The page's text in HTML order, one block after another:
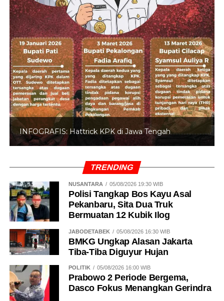
INFOGRAFIS: Hattrick KPK di Jawa Tengah
TRENDING
NUSANTARA 05/08/2026 19:30 WIB
Polisi Tangkap Bos Kayu Asal
Pekanbaru, Sita Dua Truk
Bermuatan 12 Kubik Ilog
JABODETABEK 05/08/2026 16:30 WIB
BMKG Ungkap Alasan Jakarta
Tiba-Tiba Diguyur Hujan
POLITIK 05/08/2026 16:00 WIB
Prabowo 2 Periode Bergema,
Dasco Fokus Menangkan Gerindra